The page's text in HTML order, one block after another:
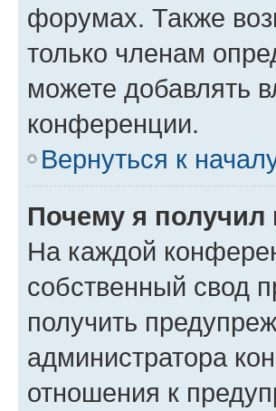
форумах. Также
только членам
можете добавлять
конференции.
Вернуться к
Почему я
На каждой
собственный свод
получить
администратора
отношения к